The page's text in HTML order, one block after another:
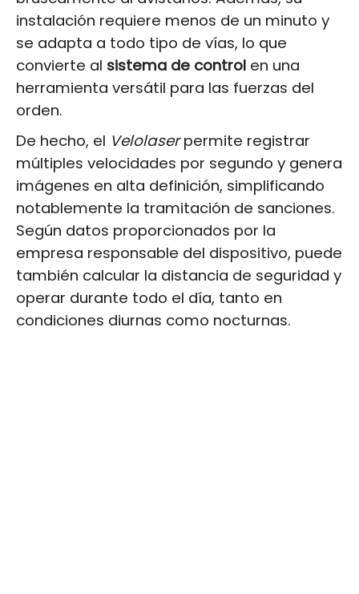
instalación requiere menos de un minuto y
se adapta a todo tipo de vías, lo que
convierte al sistema de control en una
herramienta versátil para las fuerzas del
orden.
De hecho, el Velolaserpermite registrar
múltiples velocidades por segundo y genera
imágenes en alta definición, simplificando
notablemente la tramitación de sanciones.
Según datos proporcionados por la
empresa responsable del dispositivo, puede
también calcular la distancia de seguridad y
operar durante todo el día, tanto en
condiciones diurnas como nocturnas.